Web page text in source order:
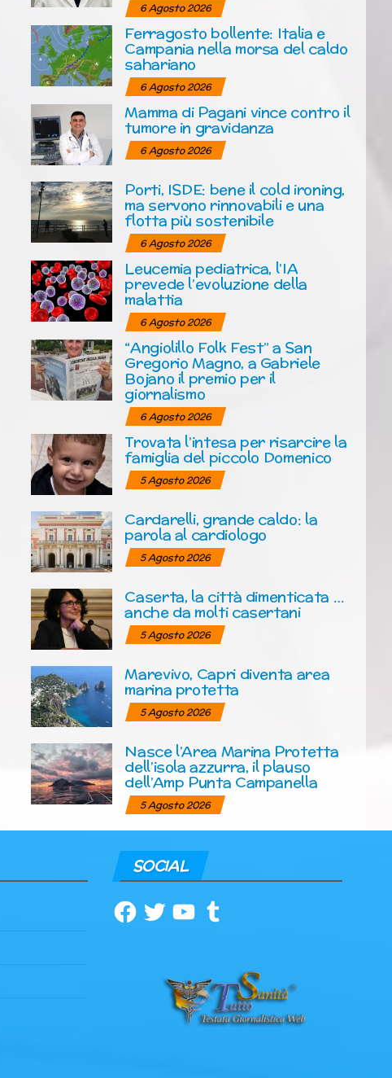
6 Agosto 2026
Ferragosto bollente: Italia e
Campania nella morsa del caldo
sahariano
6 Agosto 2026
Mamma di Pagani vince contro il
tumore in gravidanza
6 Agosto 2026
Porti, ISDE: bene il cold ironing,
ma servono rinnovabili e una
flotta più sostenibile
6 Agosto 2026
Leucemia pediatrica, l’IA
prevede l’evoluzione della
malattia
6 Agosto 2026
“Angiolillo Folk Fest” a San
Gregorio Magno, a Gabriele
Bojano il premio per il
giornalismo
6 Agosto 2026
Trovata l’intesa per risarcire la
famiglia del piccolo Domenico
5 Agosto 2026
Cardarelli, grande caldo: la
parola al cardiologo
5 Agosto 2026
Caserta, la città dimenticata …
anche da molti casertani
5 Agosto 2026
Marevivo, Capri diventa area
marina protetta
5 Agosto 2026
Nasce l’Area Marina Protetta
dell’isola azzurra, il plauso
dell’Amp Punta Campanella
5 Agosto 2026
SOCIAL
Facebook
TwitterYouTubeTumblr